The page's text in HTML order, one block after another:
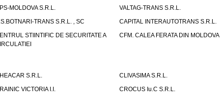
MOLDOVA S.R.L.
VALTAG-TRANS S.R.L.
TRANS S.R.L. , SC
CAPITAL INTERAUTOTRANS S.R.L.
STIINTIFIC DE SECURITATE A
CFM. CALEA FERATA DIN MOLDOVA
S.R.L.
CLIVASIMA S.R.L.
VICTORIA I.I.
CROCUS Iu.C S.R.L.